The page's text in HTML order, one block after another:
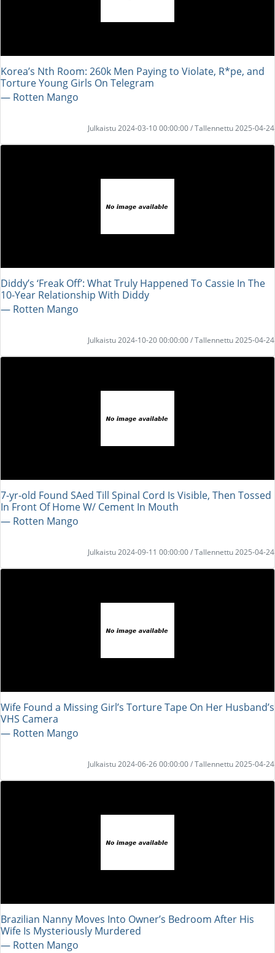
Korea’s Nth Room: 260k Men Paying to Violate, R*pe, and
Torture Young Girls On Telegram
― Rotten Mango
Julkaistu 2024-03-10 00:00:00 / Tallennettu 2025-04-24
Diddy’s ‘Freak Off’: What Truly Happened To Cassie In The
10-Year Relationship With Diddy
― Rotten Mango
Julkaistu 2024-10-20 00:00:00 / Tallennettu 2025-04-24
7-yr-old Found SAed Till Spinal Cord Is Visible, Then Tossed
In Front Of Home W/ Cement In Mouth
― Rotten Mango
Julkaistu 2024-09-11 00:00:00 / Tallennettu 2025-04-24
Wife Found a Missing Girl’s Torture Tape On Her Husband’s
VHS Camera
― Rotten Mango
Julkaistu 2024-06-26 00:00:00 / Tallennettu 2025-04-24
Brazilian Nanny Moves Into Owner’s Bedroom After His
Wife Is Mysteriously Murdered
― Rotten Mango